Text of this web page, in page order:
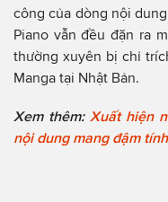
công của dòng nội
Piano vẫn đều đặn ra
thường xuyên bị chỉ
Manga tại Nhật Bản.
Xem thêm: Xuất hiện
nội dung mang đậm